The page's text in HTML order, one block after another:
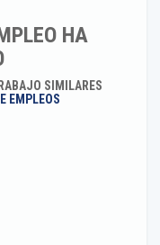
HA
SIMILARES
EMPLEOS